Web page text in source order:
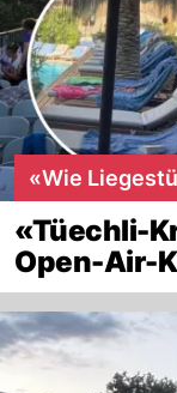
«Wie
«Tüechli-
Open-Air-